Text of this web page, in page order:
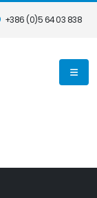
+386 (0)5 64 03 838